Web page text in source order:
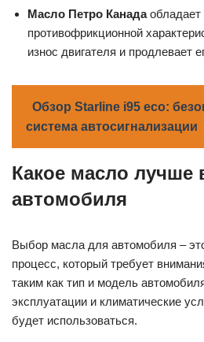
Масло Петро Канадаобладает
противофрикционной
износ двигателя и продлевает
Обзор Starline i95 eco:
система автосигнализации
Какое масло лучше
автомобиля
Выбор масла для автомобиля –
процесс, который требует
таким как тип и модель
эксплуатации и климатические
будет использоваться.